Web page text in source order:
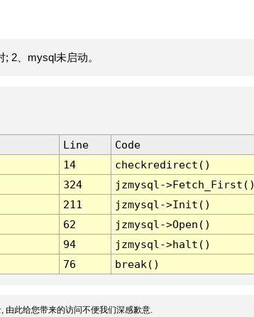
2、mysql未启动。
Line
Code
14
checkredirect()
324
jzmysql-
211
jzmysql->Init()
62
jzmysql->Open()
94
jzmysql->halt()
76 break()
由此给您带来的访问不便我们深感歉意.